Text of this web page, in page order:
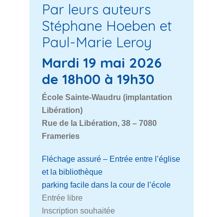
Par leurs auteurs
Stéphane Hoeben et
Paul-Marie Leroy
Mardi 19 mai 2026
de 18h00 à 19h30
École Sainte-Waudru (implantation
Libération)
Rue de la Libération, 38 – 7080
Frameries
Fléchage assuré – Entrée entre l’église
et la bibliothèque
parking facile dans la cour de l’école
Entrée libre
Inscription souhaitée